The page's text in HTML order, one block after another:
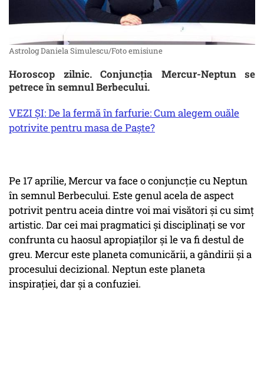
Astrolog Daniela Simulescu/Foto emisiune
Horoscop zilnic. Conjuncția Mercur-Neptun se
petrece în semnul Berbecului.
VEZI ȘI: De la fermă în farfurie: Cum alegem ouăle
potrivite pentru masa de Paște?
Pe 17 aprilie, Mercur va face o conjuncție cu Neptun
în semnul Berbecului. Este genul acela de aspect
potrivit pentru aceia dintre voi mai visători și cu simț
artistic. Dar cei mai pragmatici și disciplinați se vor
confrunta cu haosul apropiaților și le va fi destul de
greu. Mercur este planeta comunicării, a gândirii și a
procesului decizional. Neptun este planeta
inspirației, dar și a confuziei.